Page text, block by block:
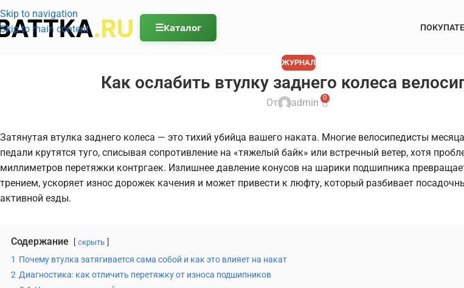
Skip to navigation
Skip to main content
☰Каталог
ЖУРНАЛ
Как ослабить втулку заднего колеса
От admin 0
Затянутая втулка заднего колеса — это тихий убийца вашего наката. Многие велосипедисты
педали крутятся туго, списывая сопротивление на «тяжелый байк» или встречный ветер, хотя
миллиметров перетяжки контргаек. Излишнее давление конусов на шарики подшипника
трением, ускоряет износ дорожек качения и может привести к люфту, который разбивает
активной езды.
Содержание скрыть
1 Почему втулка затягивается сама собой и как это влияет на накат
2 Диагностика: как отличить перетяжку от износа подшипников